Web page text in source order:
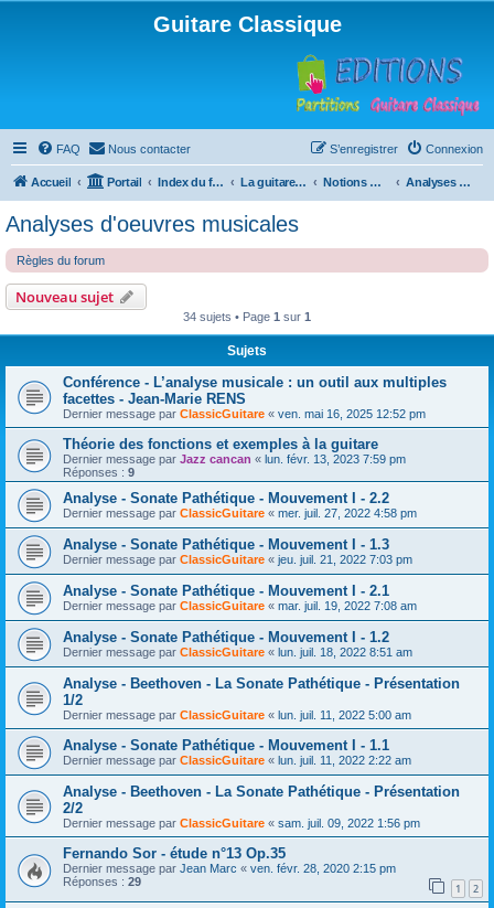
Guitare Classique
FAQ Nous contacter Connexion
S’enregistrer
Accueil Portail Index du forum La guitare : instrument, cours et théorie Notions musicales Analyses d'oeuvres musicales
Analyses d'oeuvres musicales
Règles du forum
Nouveau sujet
34 sujets • Page 1 sur 1
Sujets
Conférence - L’analyse musicale : un outil aux multiples
facettes - Jean-Marie RENS
Dernier message par ClassicGuitare « ven. mai 16, 2025 12:52 pm
Théorie des fonctions et exemples à la guitare
Dernier message par Jazz cancan « lun. févr. 13, 2023 7:59 pm
Réponses : 9
Analyse - Sonate Pathétique - Mouvement I - 2.2
Dernier message par ClassicGuitare « mer. juil. 27, 2022 4:58 pm
Analyse - Sonate Pathétique - Mouvement I - 1.3
Dernier message par ClassicGuitare « jeu. juil. 21, 2022 7:03 pm
Analyse - Sonate Pathétique - Mouvement I - 2.1
Dernier message par ClassicGuitare « mar. juil. 19, 2022 7:08 am
Analyse - Sonate Pathétique - Mouvement I - 1.2
Dernier message par ClassicGuitare « lun. juil. 18, 2022 8:51 am
Analyse - Beethoven - La Sonate Pathétique - Présentation
1/2
Dernier message par ClassicGuitare « lun. juil. 11, 2022 5:00 am
Analyse - Sonate Pathétique - Mouvement I - 1.1
Dernier message par ClassicGuitare « lun. juil. 11, 2022 2:22 am
Analyse - Beethoven - La Sonate Pathétique - Présentation
2/2
Dernier message par ClassicGuitare « sam. juil. 09, 2022 1:56 pm
Fernando Sor - étude n°13 Op.35
Dernier message par Jean Marc « ven. févr. 28, 2020 2:15 pm
Réponses : 29 1 2